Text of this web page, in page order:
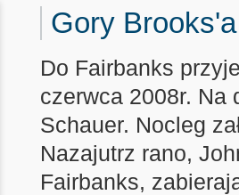
Gory
Do Fairbanks
czerwca 2008r. Na
Schauer. Nocleg
Nazajutrz rano,
Fairbanks,